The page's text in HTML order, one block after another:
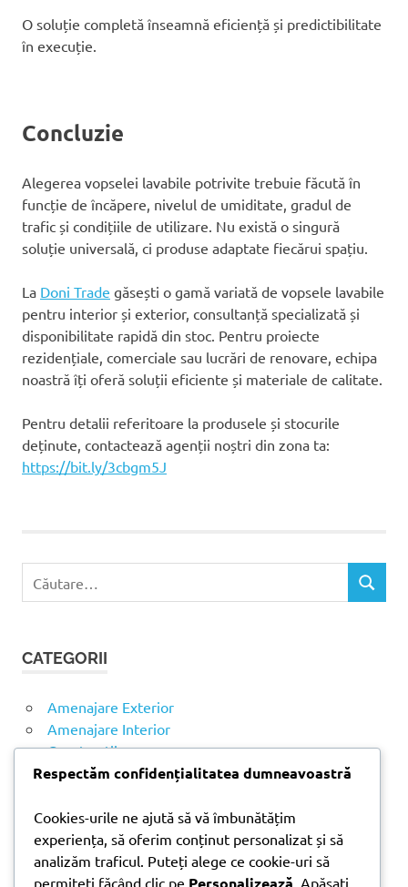
O soluție completă înseamnă eficiență și predictibilitate
în execuție.
Concluzie
Alegerea vopselei lavabile potrivite trebuie făcută în
funcție de încăpere, nivelul de umiditate, gradul de
trafic și condițiile de utilizare. Nu există o singură
soluție universală, ci produse adaptate fiecărui spațiu.
La Doni Trade găsești o gamă variată de vopsele lavabile
pentru interior și exterior, consultanță specializată și
disponibilitate rapidă din stoc. Pentru proiecte
rezidențiale, comerciale sau lucrări de renovare, echipa
noastră îți oferă soluții eficiente și materiale de calitate.
Pentru detalii referitoare la produsele și stocurile
deținute, contactează agenții noștri din zona ta:
https://bit.ly/3cbgm5J
lavabila
ă
u
p
ă
C
CATEGORII
Amenajare Exterior
Amenajare Interior
Construcții
Noutăți
ARTICOLE RECENTE
Respectăm confidențialitatea dumneavoastră
Cookies-urile ne ajută să vă îmbunătățim
experiența, să oferim conținut personalizat și să
analizăm traficul. Puteți alege ce cookie-uri să
permiteți făcând clic pe Personalizează . Apăsați